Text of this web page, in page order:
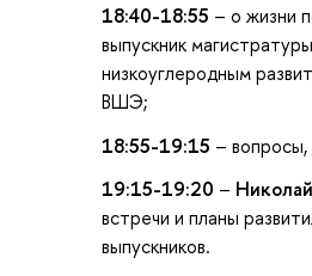
18:40-18:55 – о жизни
выпускник
низкоуглеродным
ВШЭ;
18:55-19:15 – вопросы,
19:15-19:20 –
встречи и планы
выпускников.